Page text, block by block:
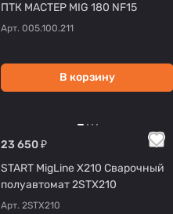
ПТК МАСТЕР MIG 180 NF15
Арт. 005.100.211
В корзину
23 650 ₽
START MigLine X210 Сварочный
полуавтомат 2STX210
Арт. 2STX210